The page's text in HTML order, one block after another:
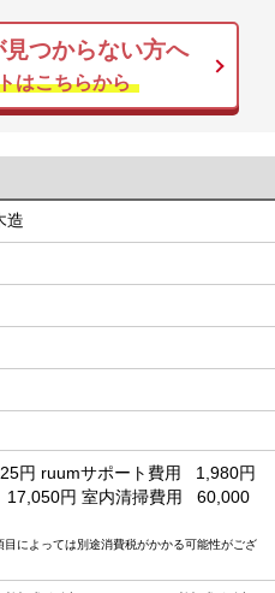
つからない方へ
はこちらから
造
円 ruumサポート費用
1,980円
17,050円 室内清掃費用
60,000
によっては別途消費税がかかる可能性がござ